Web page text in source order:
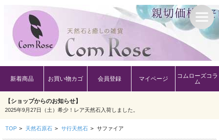
新着商品 お買い物カゴ 会員登録 マイページ
コムローズコラ
ム
【ショップからのお知らせ】
2025年9月27日（土）希少！レア天然石入荷しました。
TOP > 天然石原石 > サ行天然石 > サファイア